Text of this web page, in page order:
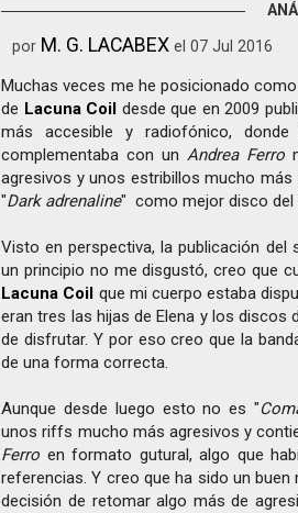
por M. G. LACABEX el 07 Jul 2016
Muchas veces me he posicionado
de Lacuna Coil desde que en 2009
más accesible y radiofónico,
complementaba con un Andrea Ferro
agresivos y unos estribillos mucho
"Dark adrenaline" como mejor disco del
Visto en perspectiva, la publicación del
un principio no me disgustó, creo que
Lacuna Coil que mi cuerpo estaba
eran tres las hijas de Elena y los discos
de disfrutar. Y por eso creo que la
de una forma correcta.
Aunque desde luego esto no es "
unos riffs mucho más agresivos y
Ferro en formato gutural, algo que
referencias. Y creo que ha sido un buen
decisión de retomar algo más de